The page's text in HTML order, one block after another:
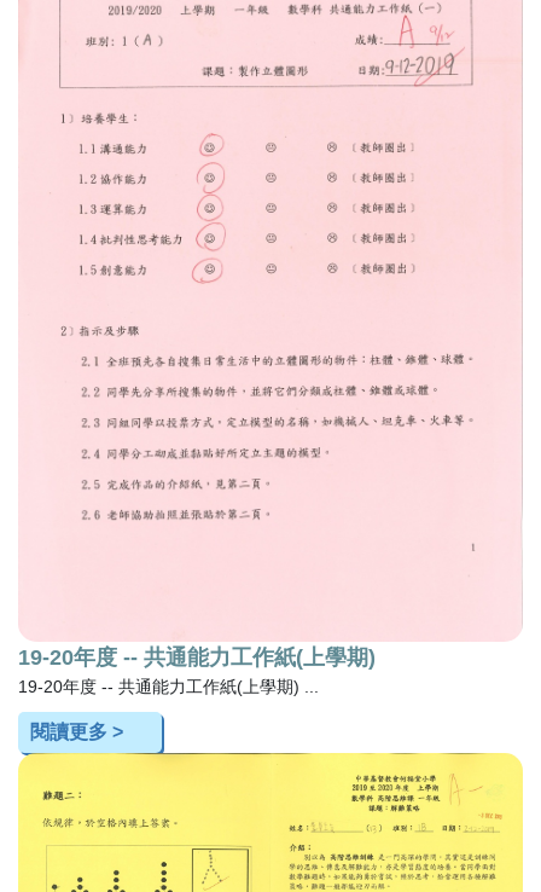
19-20年度 -- 共通能力工作紙(上學期)
19-20年度 -- 共通能力工作紙(上學期) ...
閱讀更多 >